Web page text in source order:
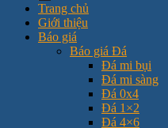
Trang chủ
Giới thiệu
Báo giá
Báo giá Đá
Đá mi bụi
Đá mi sàng
Đá 0x4
Đá 1×2
Đá 4×6